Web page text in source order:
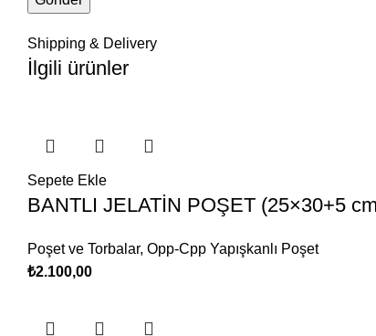
Shipping & Delivery
İlgili ürünler
Sepete Ekle
BANTLI JELATİN POŞET (25×30+5
Poşet ve Torbalar, Opp-Cpp Yapışkanlı Poşet
₺2.100,00